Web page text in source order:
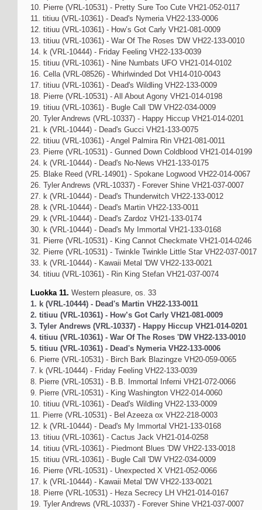
10. Pierre (VRL-10531) - Pretty Sure Too Cute VH21-052-0117
11. titiuu (VRL-10361) - Dead's Nymeria VH22-133-0006
12. titiuu (VRL-10361) - How’s Got Carly VH21-081-0009
13. titiuu (VRL-10361) - War Of The Roses 'DW VH22-133-0010
14. k (VRL-10444) - Friday Feeling VH22-133-0039
15. titiuu (VRL-10361) - Nine Numbats UFO VH21-014-0102
16. Cella (VRL-08526) - Whirlwinded Dot VH14-010-0043
17. titiuu (VRL-10361) - Dead's Wildling VH22-133-0009
18. Pierre (VRL-10531) - All About Agony VH21-014-0198
19. titiuu (VRL-10361) - Bugle Call 'DW VH22-034-0009
20. Tyler Andrews (VRL-10337) - Happy Hiccup VH21-014-0201
21. k (VRL-10444) - Dead's Gucci VH21-133-0075
22. titiuu (VRL-10361) - Angel Palmira Rin VH21-081-0011
23. Pierre (VRL-10531) - Gunned Down Coldblood VH21-014-0199
24. k (VRL-10444) - Dead's No-News VH21-133-0175
25. Blake Reed (VRL-14901) - Spokane Logwood VH22-014-0067
26. Tyler Andrews (VRL-10337) - Forever Shine VH21-037-0007
27. k (VRL-10444) - Dead's Thunderwitch VH22-133-0012
28. k (VRL-10444) - Dead's Martin VH22-133-0011
29. k (VRL-10444) - Dead's Zardoz VH21-133-0174
30. k (VRL-10444) - Dead's My Immortal VH21-133-0168
31. Pierre (VRL-10531) - King Cannot Checkmate VH21-014-0246
32. Pierre (VRL-10531) - Twinkle Twinkle Little Star VH22-037-0017
33. k (VRL-10444) - Kawaii Metal 'DW VH22-133-0021
34. titiuu (VRL-10361) - Rin King Stefan VH21-037-0074
Luokka 11. Western pleasure, os. 33
1. k (VRL-10444) - Dead's Martin VH22-133-0011
2. titiuu (VRL-10361) - How’s Got Carly VH21-081-0009
3. Tyler Andrews (VRL-10337) - Happy Hiccup VH21-014-0201
4. titiuu (VRL-10361) - War Of The Roses 'DW VH22-133-0010
5. titiuu (VRL-10361) - Dead's Nymeria VH22-133-0006
6. Pierre (VRL-10531) - Birch Bark Blazingze VH20-059-0065
7. k (VRL-10444) - Friday Feeling VH22-133-0039
8. Pierre (VRL-10531) - B.B. Immortal Inferni VH21-072-0066
9. Pierre (VRL-10531) - King Washington VH22-014-0060
10. titiuu (VRL-10361) - Dead's Wildling VH22-133-0009
11. Pierre (VRL-10531) - Bel Azeeza ox VH22-218-0003
12. k (VRL-10444) - Dead's My Immortal VH21-133-0168
13. titiuu (VRL-10361) - Cactus Jack VH21-014-0258
14. titiuu (VRL-10361) - Piedmont Blues 'DW VH22-133-0018
15. titiuu (VRL-10361) - Bugle Call 'DW VH22-034-0009
16. Pierre (VRL-10531) - Unexpected X VH21-052-0066
17. k (VRL-10444) - Kawaii Metal 'DW VH22-133-0021
18. Pierre (VRL-10531) - Heza Secrecy LH VH21-014-0167
19. Tyler Andrews (VRL-10337) - Forever Shine VH21-037-0007